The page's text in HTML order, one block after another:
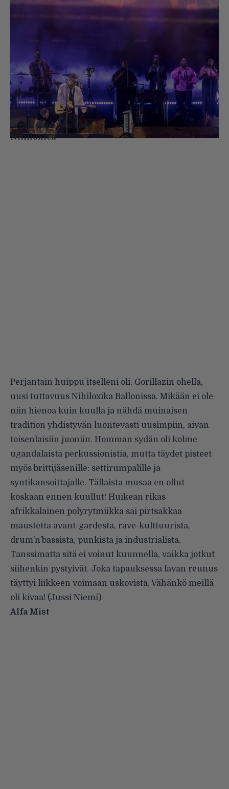
Gorillaz (Kuva: Tomi Palsa)
Nihiloxica
Perjantain huippu itselleni oli, Gorillazin ohella,
uusi tuttavuus Nihiloxika Ballonissa. Mikään ei ole
niin hienoa kuin kuulla ja nähdä muinaisen
tradition yhdistyvän luontevasti uusimpiin, aivan
toisenlaisiin juoniin. Homman sydän oli kolme
ugandalaista perkussionistia, mutta täydet pisteet
myös brittijäsenille: settirumpalille ja
syntikansoittajalle. Tällaista musaa en ollut
koskaan ennen kuullut! Huikean rikas
afrikkalainen polyrytmiikka sai pirtsakkaa
maustetta avant-gardesta, rave-kulttuurista,
drum’n’bassista, punkista ja industrialista.
Tanssimatta sitä ei voinut kuunnella, vaikka jotkut
siihenkin pystyivät. Joka tapauksessa lavan reunus
täyttyi liikkeen voimaan uskovista. Vähänkö meillä
oli kivaa! (Jussi Niemi)
Alfa Mist